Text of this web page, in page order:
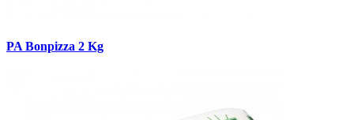
PA Bonpizza 2 Kg